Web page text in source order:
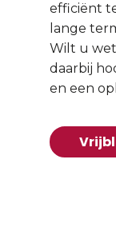
efficiënt
lange
Wilt u
daarbij
en een